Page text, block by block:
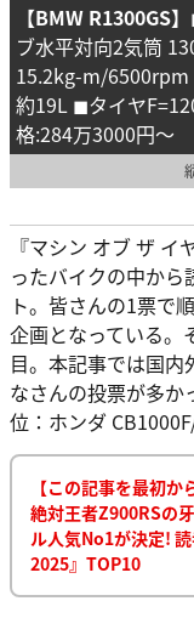
【BMW R1300GS】
ブ水平対向2気筒
15.2kg-m/
約19L ◼︎タイヤ
格:284万3000円〜
『マシン オブ ザ
ったバイクの中か
ト。皆さんの1票で
企画となっている。
目。本記事では国内
なさんの投票が多
位：ホンダ
【この記事を最初か
絶対王者Z900RSの
ル人気No1が決定!
2025』TOP10